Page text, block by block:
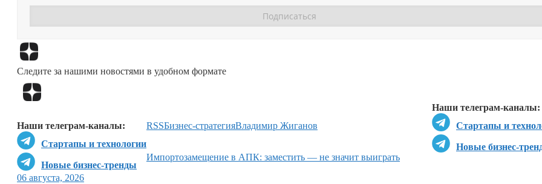
Следите за нашими новостями в удобном формате
Наши телеграм-каналы:
Стартапы и
Новые бизнес-
Наши телеграм-каналы:
Стартапы и технологии
Новые бизнес-тренды
RSSБизнес-стратегияВладимир Жиганов
Импортозамещение в АПК: заместить — не значит выиграть
06 августа, 2026